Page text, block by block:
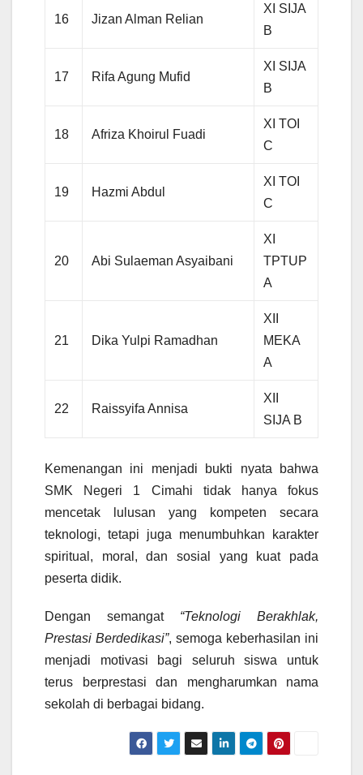
16 Jizan Alman Relian
XI SIJA
B
17 Rifa Agung Mufid
XI SIJA
B
18 Afriza Khoirul Fuadi
XI TOI
C
19 Hazmi Abdul
XI TOI
C
20 Abi Sulaeman Asyaibani
XI
TPTUP
A
21 Dika Yulpi Ramadhan
XII
MEKA
A
22 Raissyifa Annisa
XII
SIJA B
Kemenangan ini menjadi bukti nyata bahwa
SMK Negeri 1 Cimahi tidak hanya fokus
mencetak lulusan yang kompeten secara
teknologi, tetapi juga menumbuhkan karakter
spiritual, moral, dan sosial yang kuat pada
peserta didik.
Dengan semangat “Teknologi Berakhlak,
Prestasi Berdedikasi”, semoga keberhasilan ini
menjadi motivasi bagi seluruh siswa untuk
terus berprestasi dan mengharumkan nama
sekolah di berbagai bidang.